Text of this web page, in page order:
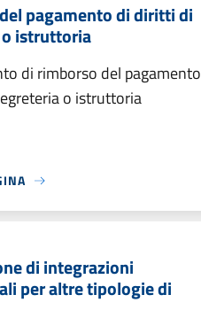
pagamento di diritti di
istruttoria
di rimborso del pagamento
o istruttoria
di integrazioni
per altre tipologie di